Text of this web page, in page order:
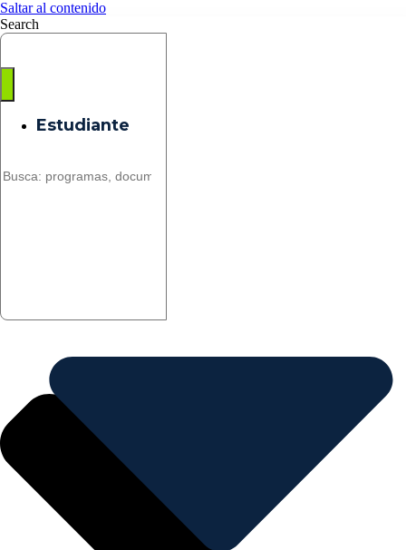
Saltar al contenido
Search
Estudiante